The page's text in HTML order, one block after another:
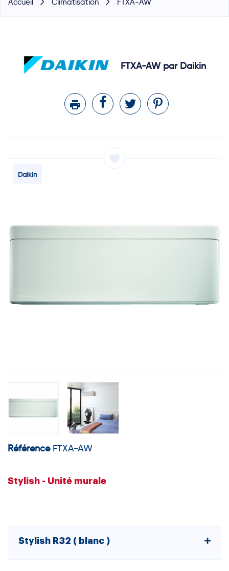
Accueil Climatisation FTXA-AW
FTXA-AW par Daikin
printer
Daikin
Référence FTXA-AW
Stylish - Unité murale
Stylish R32 ( blanc )